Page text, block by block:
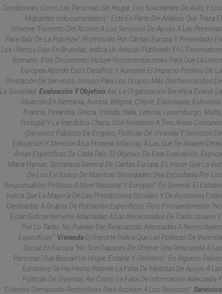
Condiciones Como Las Personas Sin Hogar, Los Solicitantes De Asilo Y Los
Migrantes Indocumentados”. Este Es Parte Del Análisis Que Traza El
Informe “Fomento Del Acceso A Los Servicios De Apoyo A Las Personas
Para Salir De La Pobreza”, Promovido Por Cáritas Europa Y Presentado En
Los Últimos Días En Bruselas, Indica Un Artículo Publicado En L’Osservatore
Romano. Este Documento Incluye Recomendaciones Para Que La Unión
Europea Aborde Esos Desafíos Y Aumente El Impacto Positivo De La
Prestación De Servicios, Incluso Para Los Grupos Más Desfavorecidos De
La Sociedad. Evaluación Y Objetivo Así, La Organización Benéfica Evaluó La
Situación En Alemania, Austria, Bélgica, Chipre, Eslovaquia, Eslovenia,
Francia, Finlandia, Grecia, Irlanda, Italia, Letonia, Luxemburgo, Malta,
Portugal Y La República Checa, Con Respecto A Tres Áreas Comunes
(servicios Públicos De Empleo, Políticas De Vivienda Y Servicios De
Educación Y Atención A La Primera Infancia), A Las Que Se Añaden Otras
Áreas Específicas De Cada País. El Objetivo De Esta Evaluación, Explica
Maria Nyman, Secretaria General De Caritas Europa, Es Hacer Que La Voz
De Los Excluidos De Nuestras Sociedades Sea Escuchada Por Los
Responsables Políticos A Nivel Nacional Y Europeo”. En General, El Estudio
Indica Que La Mayoría De Las Prestaciones Sociales Y De Asistencia Están
Destinadas A Grupos De Población Específicos, Pero Frecuentemente “no
Están Suficientemente Adaptadas A Las Necesidades De Cada Usuario Y,
Por Lo Tanto, No Pueden Dar Respuestas Adecuadas A Necesidades
Específicas”. Vivienda El Reporte Indica Que Las Políticas De Vivienda
Social En Europa “no Son Capaces De Ofrecer Una Respuesta A Las
Personas Que Buscan Un Hogar Estable Y Definitivo”. En Algunos Países
Europeos Se Ha Hecho Patente La Falta De Medidas De Apoyo A Las
Políticas De Vivienda, Así Como La Falta De Información Adecuada Y
“criterios Demasiado Restrictivos Para Acceder A Los Servicios”. Servicios